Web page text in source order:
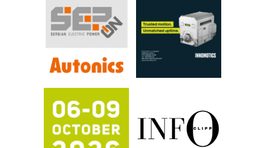
Filtration Group Industrial – Napredna
rešenja za filtraciju u hidrauličkim i
procesnim sistemima
RILINEX kompanije Rittal
FANUC: Najbolje za vašu pametnu
Efikasno upravljanje energijom
Automatizacija pakovanja · Display
(Shelf-Ready) omotnice
Potpuna efikasnost bez složenih